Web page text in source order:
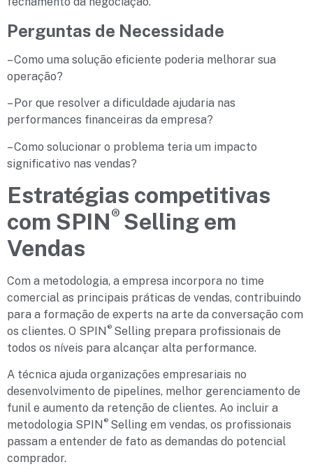
Perguntas de Necessidade
– Como uma solução eficiente poderia melhorar sua
operação?
– Por que resolver a dificuldade ajudaria nas
performances financeiras da empresa?
– Como solucionar o problema teria um impacto
significativo nas vendas?
Estratégias competitivas
com SPIN® Selling em
Vendas
Com a metodologia, a empresa incorpora no time
comercial as principais práticas de vendas, contribuindo
para a formação de experts na arte da conversação com
os clientes. O SPIN® Selling prepara profissionais de
todos os níveis para alcançar alta performance.
A técnica ajuda organizações empresariais no
desenvolvimento de pipelines, melhor gerenciamento de
funil e aumento da retenção de clientes. Ao incluir a
metodologia SPIN ® Selling em vendas, os profissionais
passam a entender de fato as demandas do potencial
comprador.